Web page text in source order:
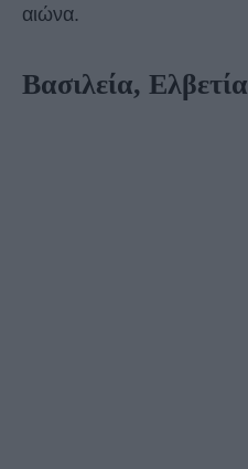
αιώνα.
Βασιλεία, Ελβετία